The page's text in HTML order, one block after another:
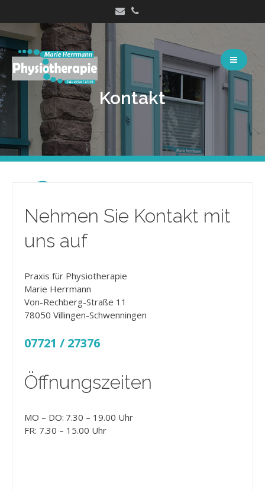
Inhalt
Kontakt
Nehmen Sie Kontakt mit
uns auf
Praxis für Physiotherapie
Marie Herrmann
Von-Rechberg-Straße 11
78050 Villingen-Schwenningen
07721 / 27376
Öffnungszeiten
MO – DO: 7.30 – 19.00 Uhr
FR: 7.30 – 15.00 Uhr